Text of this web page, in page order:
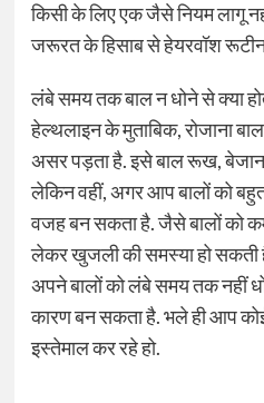
किसी के लिए एक जैसे नियम लागू
जरूरत के हिसाब से हेयरवॉश
लंबे समय तक बाल न धोने से क्या
हेल्थलाइन के मुताबिक, रोजाना
असर पड़ता है. इसे बाल रूख,
लेकिन वहीं, अगर आप बालों को
वजह बन सकता है. जैसे बालों को
लेकर खुजली की समस्या हो
अपने बालों को लंबे समय तक नहीं
कारण बन सकता है. भले ही आप
इस्तेमाल कर रहे हो.